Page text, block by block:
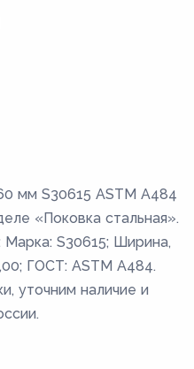
мм S30615 ASTM A484
«Поковка стальная».
S30615; Ширина,
ГОСТ: ASTM A484.
уточним наличие и